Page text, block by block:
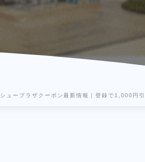
シュープラザクーポン最新情報｜登録で1,000円